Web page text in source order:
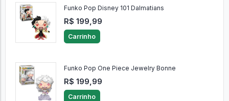
Funko Pop Disney 101 Dalmatians
R$ 199,99
Carrinho
Funko Pop One Piece Jewelry Bonne
R$ 199,99
Carrinho